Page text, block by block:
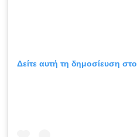
Δείτε αυτή τη δημοσίευση